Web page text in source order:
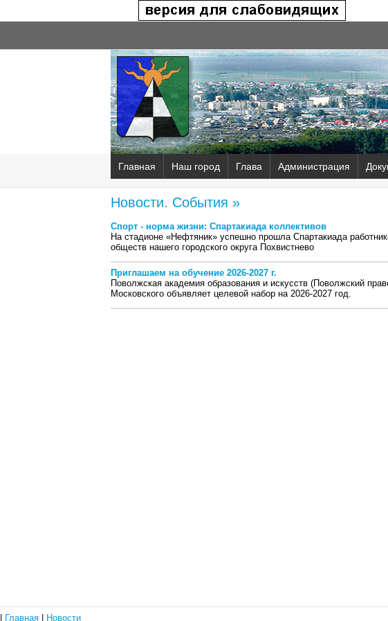
Главная Наш город Глава Администрация
Новости. События »
Спорт - норма жизни: Спартакиада коллективов
На стадионе «Нефтяник» успешно прошла Спартакиада
обществ нашего городского округа Похвистнево
Приглашаем на обучение 2026-2027 г.
Поволжская академия образования и искусств (Поволжский
Московского объявляет целевой набор на 2026-2027 год.
Главная Новости